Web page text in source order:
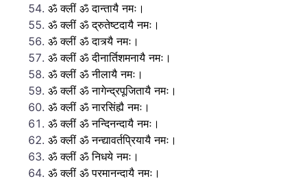
ॐ क्लीं ॐ दान्तायै नमः।
ॐ क्लीं ॐ द्रुतेष्टदायै नमः।
ॐ क्लीं ॐ दात्र्यै नमः।
ॐ क्लीं ॐ दीनार्तिशमनायै नमः।
ॐ क्लीं ॐ नीलायै नमः।
ॐ क्लीं ॐ नागेन्द्रपूजितायै नमः।
ॐ क्लीं ॐ नारसिंह्यै नमः।
ॐ क्लीं ॐ नन्दिनन्दायै नमः।
ॐ क्लीं ॐ नन्द्यावर्तप्रियायै नमः।
ॐ क्लीं ॐ निधये नमः।
ॐ क्लीं ॐ परमानन्दायै नमः।